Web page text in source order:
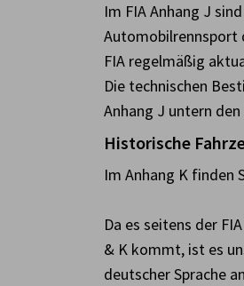
Im FIA Anhang J
Automobilrennsport
FIA regelmäßig
Die technischen
Anhang J untern
Historische
Im Anhang K finden
Da es seitens der
& K kommt, ist es
deutscher Sprache